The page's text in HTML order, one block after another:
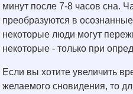
минут после 7-8 часов сна.
преобразуются в
некоторые люди могут
некоторые - только при
Если вы хотите увеличить
желаемого сновидения, то